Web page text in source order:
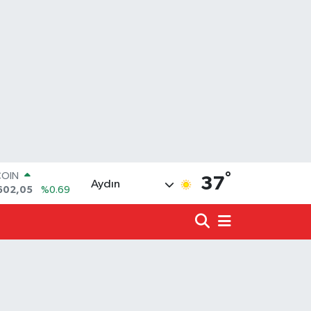
%0.69
%0.02
Aydın 37°